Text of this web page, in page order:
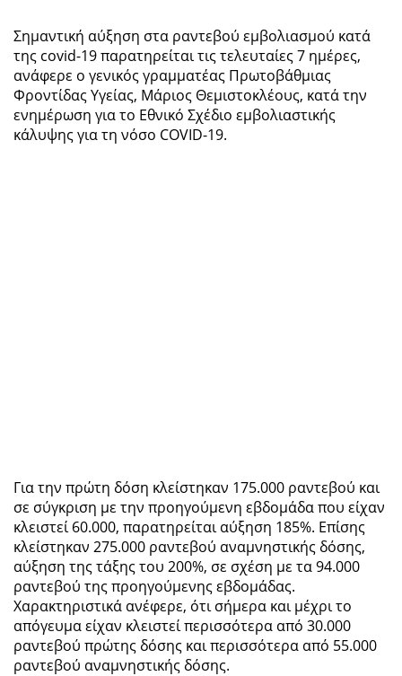
Σημαντική αύξηση στα ραντεβού εμβολιασμού κατά
της covid-19 παρατηρείται τις τελευταίες 7 ημέρες,
ανάφερε ο γενικός γραμματέας Πρωτοβάθμιας
Φροντίδας Υγείας, Μάριος Θεμιστοκλέους, κατά την
ενημέρωση για το Εθνικό Σχέδιο εμβολιαστικής
κάλυψης για τη νόσο COVID-19.
Για την πρώτη δόση κλείστηκαν 175.000 ραντεβού και
σε σύγκριση με την προηγούμενη εβδομάδα που είχαν
κλειστεί 60.000, παρατηρείται αύξηση 185%. Επίσης
κλείστηκαν 275.000 ραντεβού αναμνηστικής δόσης,
αύξηση της τάξης του 200%, σε σχέση με τα 94.000
ραντεβού της προηγούμενης εβδομάδας.
Χαρακτηριστικά ανέφερε, ότι σήμερα και μέχρι το
απόγευμα είχαν κλειστεί περισσότερα από 30.000
ραντεβού πρώτης δόσης και περισσότερα από 55.000
ραντεβού αναμνηστικής δόσης.